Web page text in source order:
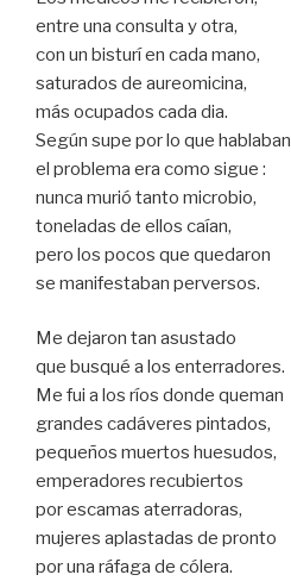
entre una consulta y otra,
con un bisturí en cada mano,
saturados de aureomicina,
más ocupados cada dia.
Según supe por lo que hablaban
el problema era como sigue :
nunca murió tanto microbio,
toneladas de ellos caían,
pero los pocos que quedaron
se manifestaban perversos.
Me dejaron tan asustado
que busqué a los enterradores.
Me fui a los ríos donde queman
grandes cadáveres pintados,
pequeños muertos huesudos,
emperadores recubiertos
por escamas aterradoras,
mujeres aplastadas de pronto
por una ráfaga de cólera.